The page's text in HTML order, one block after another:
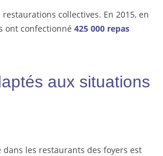
collectives. En 2015, en
ont confectionné 425 000 repas
aux situations
les restaurants des foyers est